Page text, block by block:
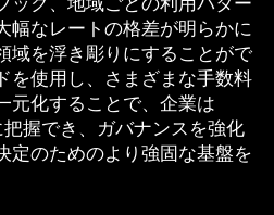
幅なレートの格差が明らかに
域を浮き彫りにすることがで
を使用し、さまざまな手数料
元化することで、企業は
握でき、ガバナンスを強化
定のためのより強固な基盤を